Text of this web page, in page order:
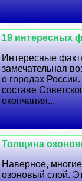
19 интересных
Интересные
замечательная
о городах
составе
окончания...
Толщина
Наверное,
озоновый слой.